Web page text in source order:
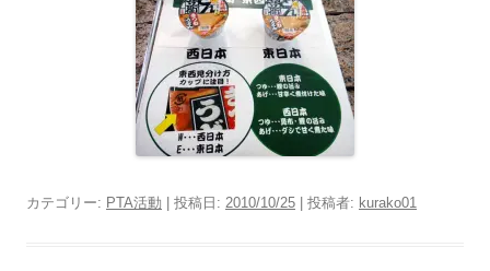
カテゴリー: PTA活動 | 投稿日: 2010/10/25 投稿者: kurako01